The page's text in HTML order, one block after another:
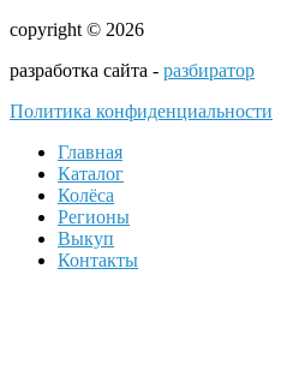
copyright © 2026
разработка сайта - разбиратор
Политика конфиденциальности
Главная
Каталог
Колёса
Регионы
Выкуп
Контакты